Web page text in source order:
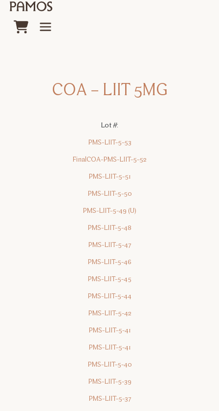
COA – LIIT 5MG
Lot #:
PMS-LIIT-5-53
FinalCOA-PMS-LIIT-5-52
PMS-LIIT-5-51
PMS-LIIT-5-50
PMS-LIIT-5-49 (U)
PMS-LIIT-5-48
PMS-LIIT-5-47
PMS-LIIT-5-46
PMS-LIIT-5-45
PMS-LIIT-5-44
PMS-LIIT-5-42
PMS-LIIT-5-41
PMS-LIIT-5-41
PMS-LIIT-5-40
PMS-LIIT-5-39
PMS-LIIT-5-37